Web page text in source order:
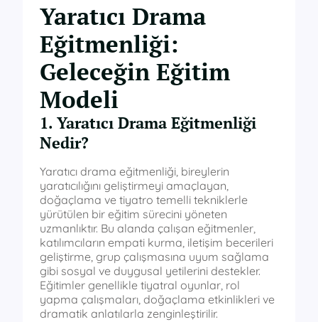
Yaratıcı Drama
Eğitmenliği:
Geleceğin Eğitim
Modeli
1. Yaratıcı Drama Eğitmenliği
Nedir?
Yaratıcı drama eğitmenliği, bireylerin
yaratıcılığını geliştirmeyi amaçlayan,
doğaçlama ve tiyatro temelli tekniklerle
yürütülen bir eğitim sürecini yöneten
uzmanlıktır. Bu alanda çalışan eğitmenler,
katılımcıların empati kurma, iletişim becerileri
geliştirme, grup çalışmasına uyum sağlama
gibi sosyal ve duygusal yetilerini destekler.
Eğitimler genellikle tiyatral oyunlar, rol
yapma çalışmaları, doğaçlama etkinlikleri ve
dramatik anlatılarla zenginleştirilir.